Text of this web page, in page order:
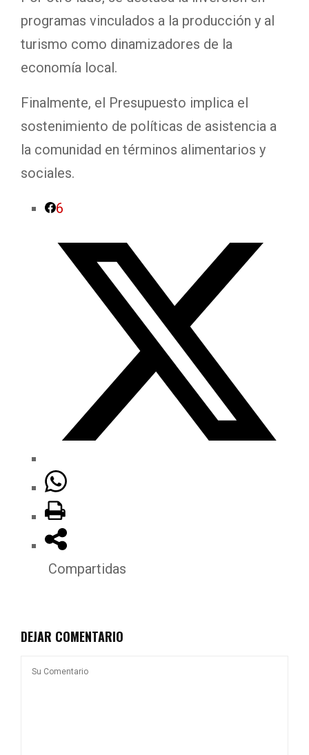
programas vinculados a la producción y al
turismo como dinamizadores de la
economía local.
Finalmente, el Presupuesto implica el
sostenimiento de políticas de asistencia a
la comunidad en términos alimentarios y
sociales.
6
Compartidas
DEJAR COMENTARIO